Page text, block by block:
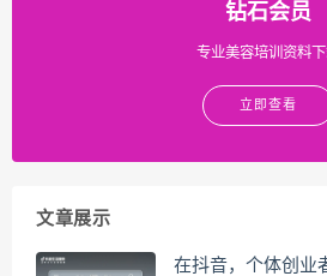
钻石会员
专业美容培训资料
立即查看
文章展示
在抖音，个体创业